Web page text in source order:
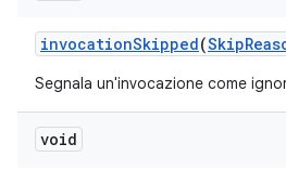
invocationSkipped(Skip
Segnala un'invocazione come
void